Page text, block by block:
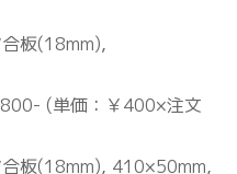
板(18mm),
(単価：￥400×注文
板(18mm), 410×50mm,